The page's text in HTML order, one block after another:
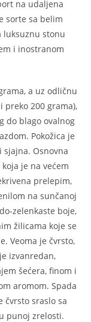
na udaljena
sorte sa belim
luksuznu stonu
i inostranom
a uz odličnu
200 grama),
do blago ovalnog
Pokožica je
sjajna. Osnovna
je na većem
prelepim,
na sunčanoj
zelenkaste boje,
žilicama koje se
Veoma je čvrsto,
izvanredan,
šećera, finom i
aromom. Spada
čvrsto sraslo sa
punoj zrelosti.